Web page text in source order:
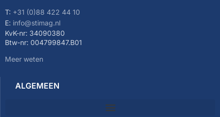
T: +31 (0)88 422 44 10
E: info@stimag.nl
KvK-nr: 34090380
Btw-nr: 004799847.B01
Meer weten
ALGEMEEN